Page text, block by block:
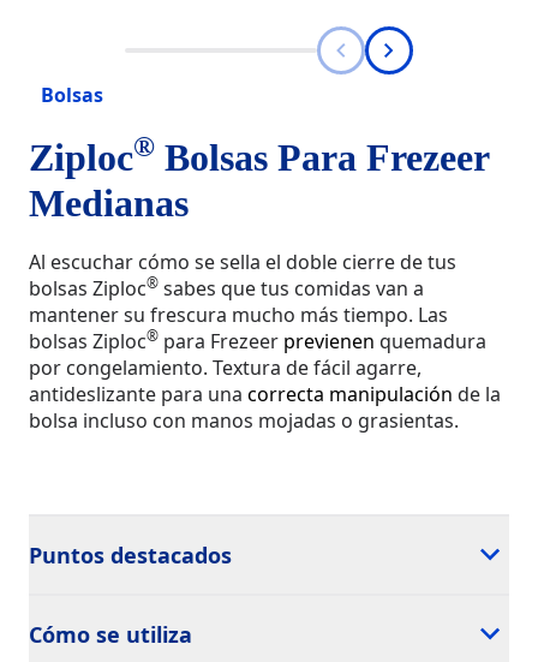
Bolsas
Ziploc® Bolsas Para Frezeer
Medianas
Al escuchar cómo se sella el doble cierre de tus
bolsas Ziploc® sabes que tus comidas van a
mantener su frescura mucho más tiempo. Las
bolsas Ziploc® para Frezeer previenen quemadura
por congelamiento. Textura de fácil agarre,
antideslizante para una correcta manipulación de la
bolsa incluso con manos mojadas o grasientas.
Puntos destacados
Cómo se utiliza